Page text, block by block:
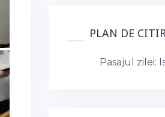
PLAN DE
Pasajul zilei: